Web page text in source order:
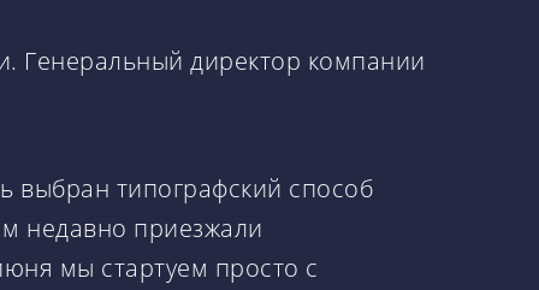
Генеральный директор компании
выбран типографский способ
недавно приезжали
мы стартуем просто с